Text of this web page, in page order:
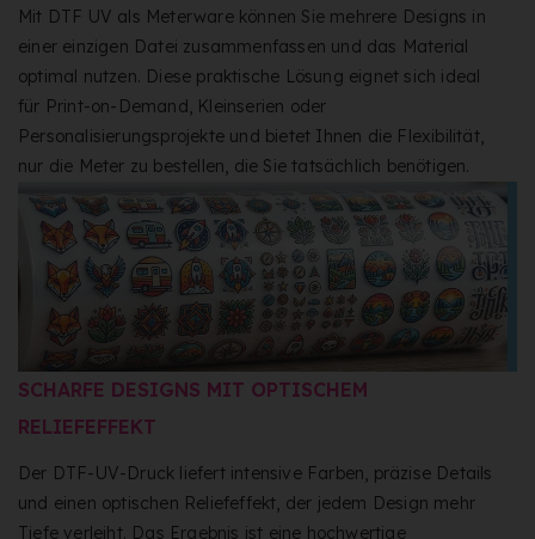
Mit DTF UV als Meterware können Sie mehrere Designs in
einer einzigen Datei zusammenfassen und das Material
optimal nutzen. Diese praktische Lösung eignet sich ideal
für Print-on-Demand, Kleinserien oder
Personalisierungsprojekte und bietet Ihnen die Flexibilität,
nur die Meter zu bestellen, die Sie tatsächlich benötigen.
SCHARFE DESIGNS MIT OPTISCHEM
RELIEFEFFEKT
Der DTF-UV-Druck liefert intensive Farben, präzise Details
und einen optischen Reliefeffekt, der jedem Design mehr
Tiefe verleiht. Das Ergebnis ist eine hochwertige